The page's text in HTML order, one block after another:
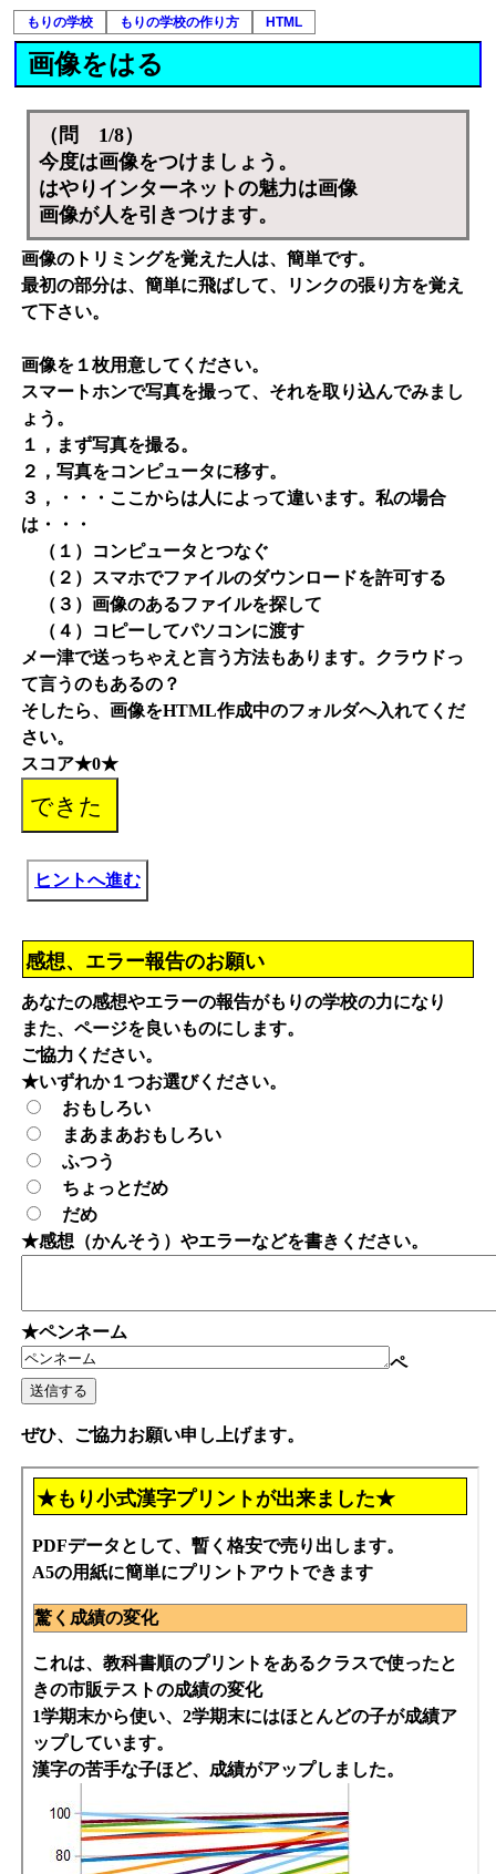
もりの学校 もりの学校の作り方 HTML
画像をはる
（問 1/8）
今度は画像をつけましょう。
はやりインターネットの魅力は画像
画像が人を引きつけます。
画像のトリミングを覚えた人は、簡単です。
最初の部分は、簡単に飛ばして、リンクの張り方を覚え
て下さい。
画像を１枚用意してください。
スマートホンで写真を撮って、それを取り込んでみまし
ょう。
１，まず写真を撮る。
２，写真をコンピュータに移す。
３，・・・ここからは人によって違います。私の場合
は・・・
（１）コンピュータとつなぐ
（２）スマホでファイルのダウンロードを許可する
（３）画像のあるファイルを探して
（４）コピーしてパソコンに渡す
メー津で送っちゃえと言う方法もあります。クラウドっ
て言うのもあるの？
そしたら、画像をHTML作成中のフォルダへ入れてくだ
さい。
スコア★0★
ヒントへ進む
感想、エラー報告のお願い
あなたの感想やエラーの報告がもりの学校の力になり
また、ページを良いものにします。
ご協力ください。
★いずれか１つお選びください。
おもしろい
まあまあおもしろい
ふつう
ちょっとだめ
だめ
★感想（かんそう）やエラーなどを書きください。
★ペンネーム
ペ
ぜひ、ご協力お願い申し上げます。